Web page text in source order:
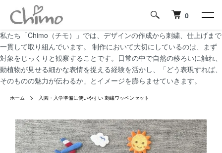
私たち「Chimo（チモ）」では、デザインの作成から刺繍、仕上げまで
一貫して取り組んでいます。 制作において大切にしているのは、まず
対象をじっくりと観察することです。日常の中で自然の移ろいに触れ、
動植物が見せる細かな表情を捉える経験を活かし、「どう表現すれば、
そのものの魅力が伝わるか」とイメージを膨らませていきます。
0
ホーム 入園・入学準備に使いやすい 刺繍ワッペンセット